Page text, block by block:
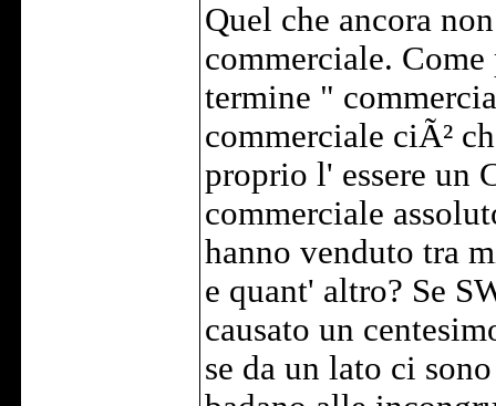
Quel che ancora
commerciale.
termine "
commerciale ciÃ²
proprio l' essere un
commerciale
hanno venduto tra
e quant' altro? Se
causato un
se da un lato ci